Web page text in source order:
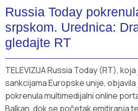
Russia Today
srpskom. Urednica:
gledajte RT
TELEVIZIJA Russia Today (RT),
sankcijama Europske unije, objavila
pokrenula multimedijalni online
Balkan, dok se početak emitiranja